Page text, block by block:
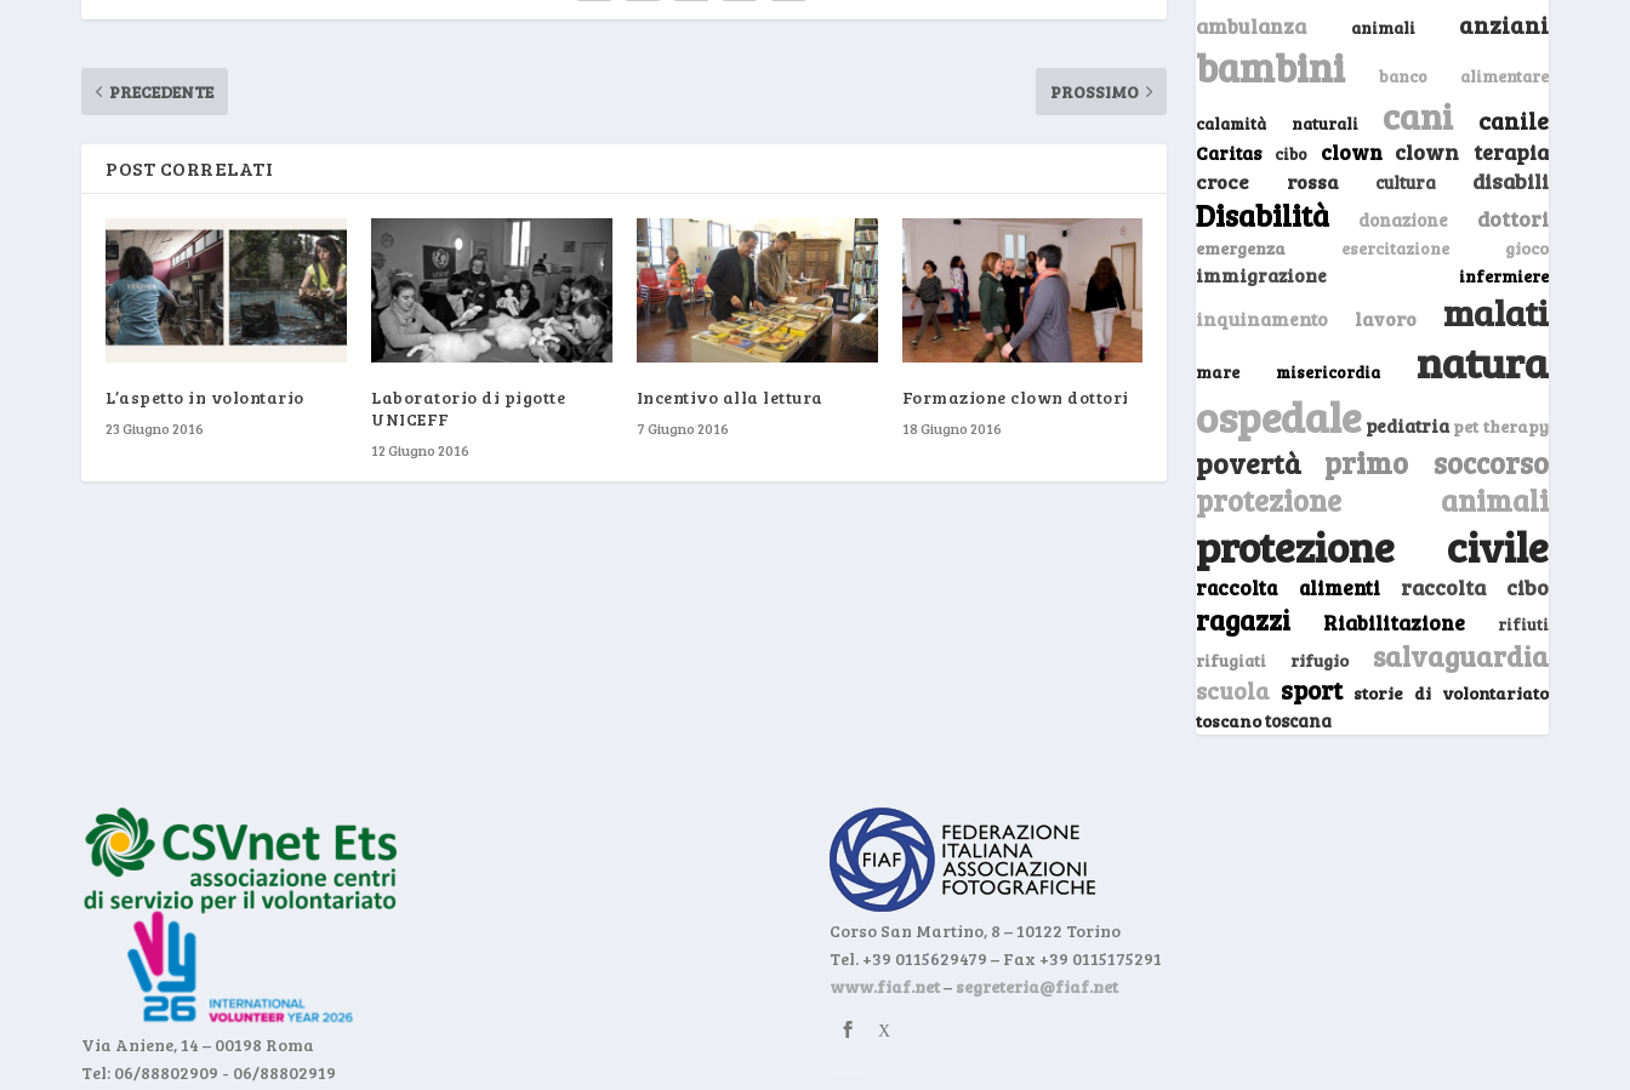
PRECEDENTE PROSSIMO
POST CORRELATI
L’aspetto in volontario
23 Giugno 2016
Laboratorio di pigotte
UNICEFF
12 Giugno 2016
Incentivo alla lettura
7 Giugno 2016
Formazione clown dottori
18 Giugno 2016
ambulanza animali anziani
bambini banco alimentare
calamità naturali cani canile
Caritas cibo clown clown terapia
croce rossa cultura disabili
Disabilità donazione dottori
emergenza esercitazione gioco
immigrazione infermiere
inquinamento lavoro malati
mare misericordia natura
ospedale pediatria pet therapy
povertà
primo soccorso
protezione animali
protezione civile
raccolta alimenti raccolta cibo
ragazzi Riabilitazione
rifiuti
rifugiati
rifugio salvaguardia
scuola sport storie di volontariato
toscanotoscana
Via Aniene, 14 – 00198 Roma
Tel: 06/88802909 - 06/88802919
Corso San Martino, 8 – 10122 Torino
Tel. +39 0115629479 – Fax +39 0115175291
www.fiaf.net– segreteria@fiaf.net